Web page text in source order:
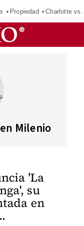
Propiedad Charlotte vs.
Milenio
'La
su
en